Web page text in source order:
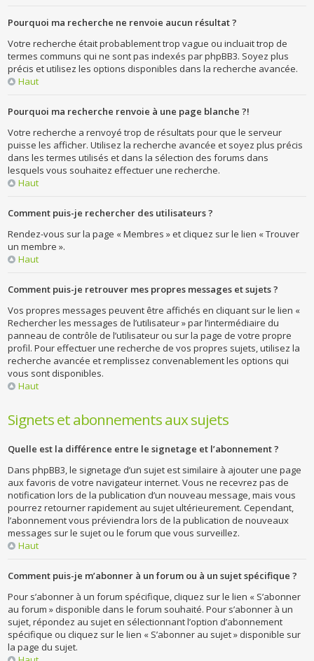
Pourquoi ma recherche ne renvoie aucun résultat ?
Votre recherche était probablement trop vague ou incluait trop de
termes communs qui ne sont pas indexés par phpBB3. Soyez plus
précis et utilisez les options disponibles dans la recherche avancée.
Haut
Pourquoi ma recherche renvoie à une page blanche ?!
Votre recherche a renvoyé trop de résultats pour que le serveur
puisse les afficher. Utilisez la recherche avancée et soyez plus précis
dans les termes utilisés et dans la sélection des forums dans
lesquels vous souhaitez effectuer une recherche.
Haut
Comment puis-je rechercher des utilisateurs ?
Rendez-vous sur la page « Membres » et cliquez sur le lien « Trouver
un membre ».
Haut
Comment puis-je retrouver mes propres messages et sujets ?
Vos propres messages peuvent être affichés en cliquant sur le lien «
Rechercher les messages de l’utilisateur » par l’intermédiaire du
panneau de contrôle de l’utilisateur ou sur la page de votre propre
profil. Pour effectuer une recherche de vos propres sujets, utilisez la
recherche avancée et remplissez convenablement les options qui
vous sont disponibles.
Haut
Signets et abonnements aux sujets
Quelle est la différence entre le signetage et l’abonnement ?
Dans phpBB3, le signetage d’un sujet est similaire à ajouter une page
aux favoris de votre navigateur internet. Vous ne recevrez pas de
notification lors de la publication d’un nouveau message, mais vous
pourrez retourner rapidement au sujet ultérieurement. Cependant,
l’abonnement vous préviendra lors de la publication de nouveaux
messages sur le sujet ou le forum que vous surveillez.
Haut
Comment puis-je m’abonner à un forum ou à un sujet spécifique ?
Pour s’abonner à un forum spécifique, cliquez sur le lien « S’abonner
au forum » disponible dans le forum souhaité. Pour s’abonner à un
sujet, répondez au sujet en sélectionnant l’option d’abonnement
spécifique ou cliquez sur le lien « S’abonner au sujet » disponible sur
la page du sujet.